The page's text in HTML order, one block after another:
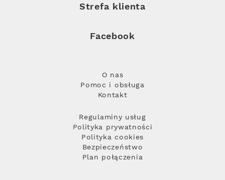
Strefa klienta
Facebook
O nas
Pomoc i obsługa
Kontakt
Regulaminy usług
Polityka prywatności
Polityka cookies
Bezpieczeństwo
Plan połączenia